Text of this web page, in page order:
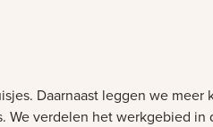
Daarnaast leggen we meer
We verdelen het werkgebied in